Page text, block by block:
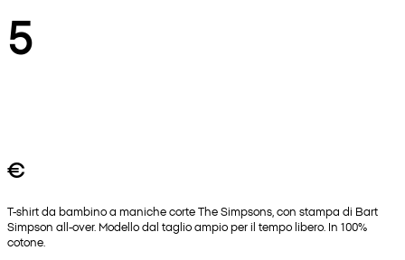
5
€
T-shirt da bambino a maniche corte The Simpsons, con stampa di Bart
Simpson all-over. Modello dal taglio ampio per il tempo libero. In 100%
cotone.